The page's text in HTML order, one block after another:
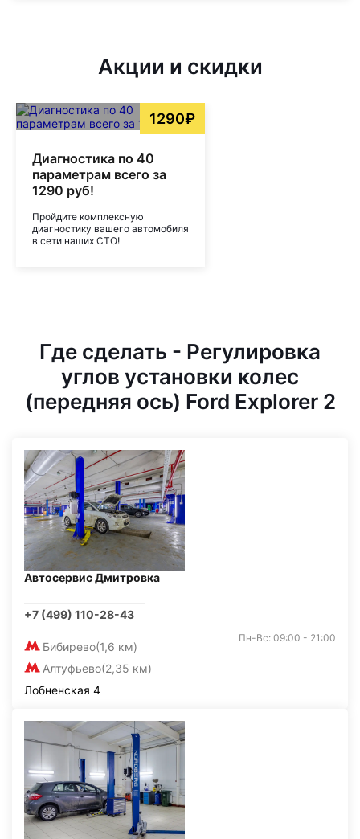
Акции и скидки
1290₽
Диагностика по 40
параметрам всего за
1290 руб!
Пройдите комплексную
диагностику вашего автомобиля
в сети наших СТО!
Где сделать - Регулировка
углов установки колес
(передняя ось) Ford Explorer 2
Автосервис Дмитровка
+7 (499) 110-28-43
Бибирево(1,6 км)
Алтуфьево(2,35 км)
Пн-Вс: 09:00 - 21:00
Лобненская 4